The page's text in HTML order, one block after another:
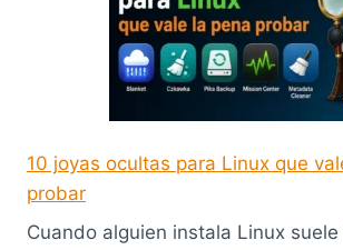
10 joyas ocultas para Linux que
probar
Cuando alguien instala Linux